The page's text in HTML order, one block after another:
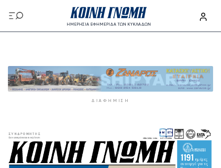
Παράκαμψη προς το κυρίως περιεχόμενο
ΗΜΕΡΗΣΙΑ ΕΦΗΜΕΡΙΔΑ ΤΩΝ ΚΥΚΛΑΔΩΝ
ΔΙΑΦΉΜΙΣΗ